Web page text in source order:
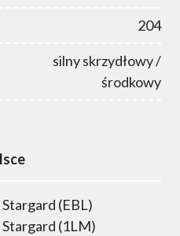
204
silny skrzydłowy /
środkowy
Stargard (EBL)
Stargard (1LM)